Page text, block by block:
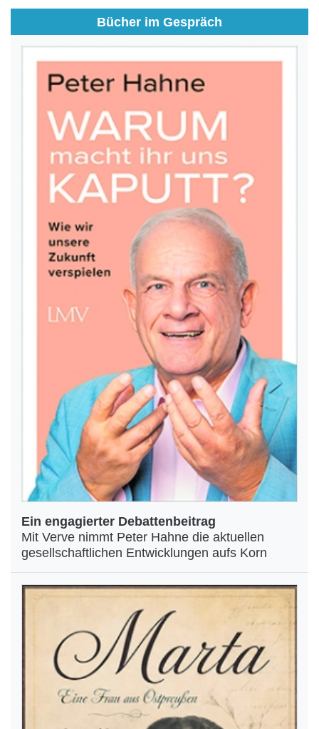
Bücher im Gespräch
Ein engagierter Debattenbeitrag
Mit Verve nimmt Peter Hahne die aktuellen
gesellschaftlichen Entwicklungen aufs Korn